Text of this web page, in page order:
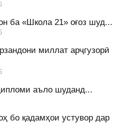
ба «Школа 21» оғоз шуд...
миллат арҷгузорӣ
аъло шуданд...
бо қадамҳои устувор дар